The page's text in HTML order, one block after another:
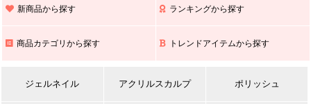
また､ 九州全域でお荷物のお届けに遅延が生じております｡
新商品から探す ランキングから探す
商品カテゴリから探す トレンドアイテムから探す
ジェルネイル アクリルスカルプ ポリッシュ